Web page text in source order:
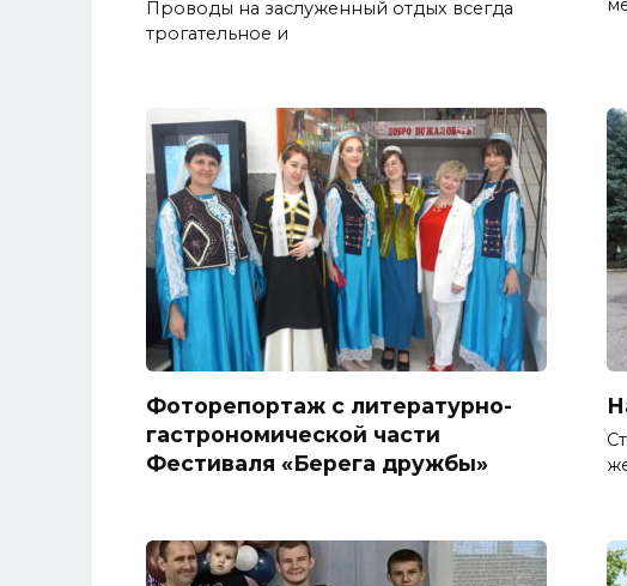
Проводы на заслуженный отдых всегда
трогательное и
Фоторепортаж с литературно-
гастрономической части
Фестиваля «Берега дружбы»